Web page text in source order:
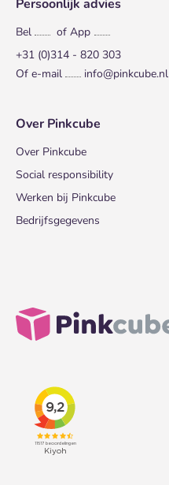
Persoonlijk advies
Bel
of App
+31 (0)314 - 820 303
Of e-mail
info@pinkcube.nl
Over Pinkcube
Over Pinkcube
Social responsibility
Werken bij Pinkcube
Bedrijfsgegevens